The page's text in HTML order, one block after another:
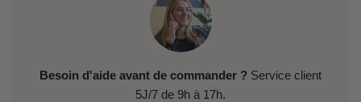
Besoin d'aide avant de commander ? Service client
5J/7 de 9h à 17h.